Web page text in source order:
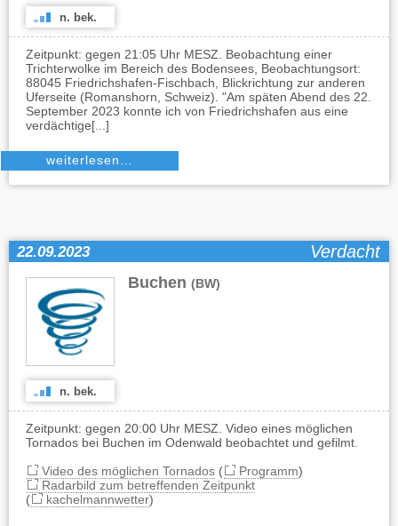
n. bek.
Zeitpunkt: gegen 21:05 Uhr MESZ. Beobachtung einer
Trichterwolke im Bereich des Bodensees, Beobachtungsort:
88045 Friedrichshafen-Fischbach, Blickrichtung zur anderen
Uferseite (Romanshorn, Schweiz). "Am späten Abend des 22.
September 2023 konnte ich von Friedrichshafen aus eine
verdächtige[...]
weiterlesen…
22.09.2023 Verdacht
Buchen (BW)
n. bek.
Zeitpunkt: gegen 20:00 Uhr MESZ. Video eines möglichen
Tornados bei Buchen im Odenwald beobachtet und gefilmt.
Video des möglichen Tornados( Programm)
Radarbild zum betreffenden Zeitpunkt
(
kachelmannwetter)